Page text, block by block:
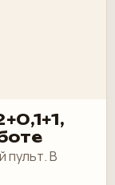
пульт. В